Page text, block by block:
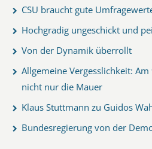
CSU braucht gute
Hochgradig ungeschickt und
Von der Dynamik überrollt
Allgemeine Vergesslichkeit:
nicht nur die Mauer
Klaus Stuttmann zu Guidos
Bundesregierung von der